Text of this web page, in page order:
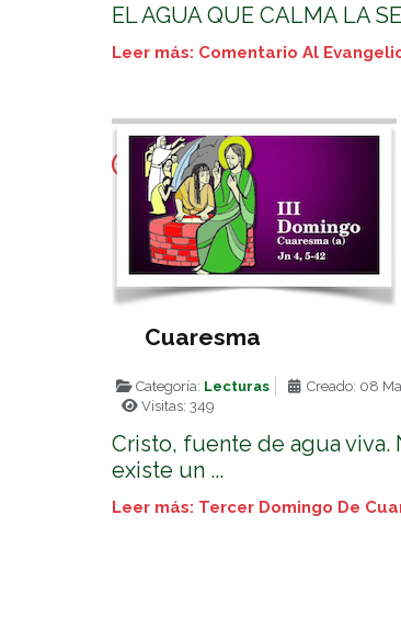
EL AGUA QUE CALMA LA
Leer más: Comentario Al
Cuaresma
Categoría: Lecturas
Creado: 08
Visitas: 349
Cristo, fuente de agua viva.
existe un ...
Leer más: Tercer Domingo De